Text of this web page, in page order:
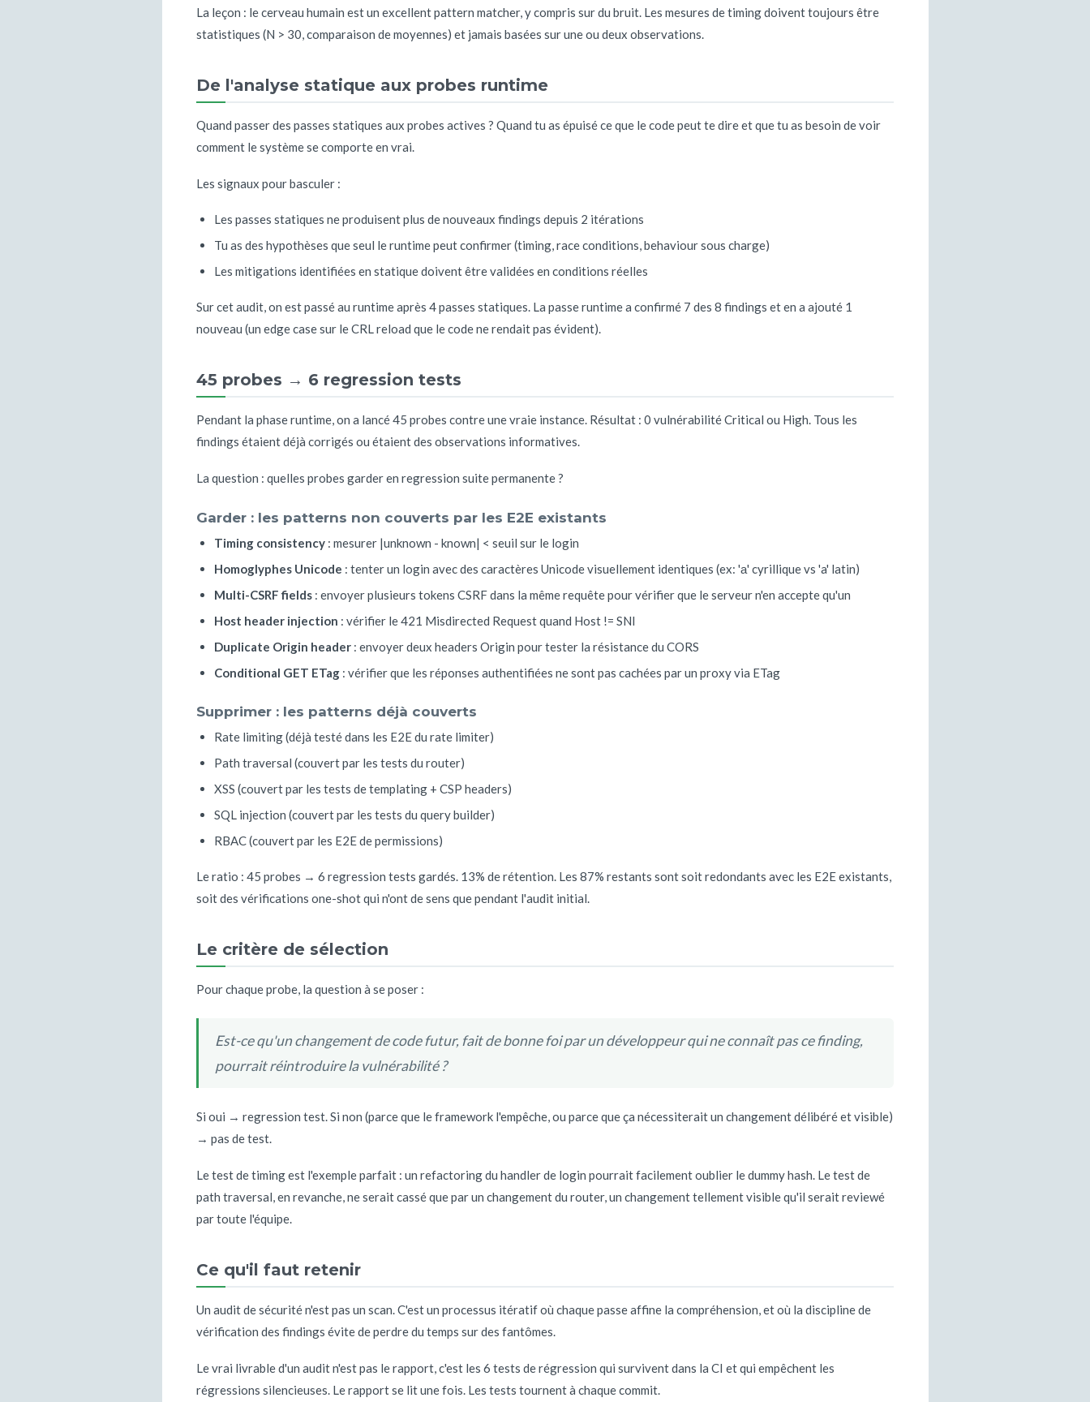
La leçon : le cerveau humain est un excellent pattern matcher, y compris sur du bruit. Les mesures de timing doivent toujours être
statistiques (N > 30, comparaison de moyennes) et jamais basées sur une ou deux observations.
De l'analyse statique aux probes runtime
Quand passer des passes statiques aux probes actives ? Quand tu as épuisé ce que le code peut te dire et que tu as besoin de voir
comment le système se comporte en vrai.
Les signaux pour basculer :
Les passes statiques ne produisent plus de nouveaux findings depuis 2 itérations
Tu as des hypothèses que seul le runtime peut confirmer (timing, race conditions, behaviour sous charge)
Les mitigations identifiées en statique doivent être validées en conditions réelles
Sur cet audit, on est passé au runtime après 4 passes statiques. La passe runtime a confirmé 7 des 8 findings et en a ajouté 1
nouveau (un edge case sur le CRL reload que le code ne rendait pas évident).
45 probes → 6 regression tests
Pendant la phase runtime, on a lancé 45 probes contre une vraie instance. Résultat : 0 vulnérabilité Critical ou High. Tous les
findings étaient déjà corrigés ou étaient des observations informatives.
La question : quelles probes garder en regression suite permanente ?
Garder : les patterns non couverts par les E2E existants
Timing consistency : mesurer |unknown - known| < seuil sur le login
Homoglyphes Unicode : tenter un login avec des caractères Unicode visuellement identiques (ex: 'а' cyrillique vs 'a' latin)
Multi-CSRF fields : envoyer plusieurs tokens CSRF dans la même requête pour vérifier que le serveur n'en accepte qu'un
Host header injection : vérifier le 421 Misdirected Request quand Host != SNI
Duplicate Origin header : envoyer deux headers Origin pour tester la résistance du CORS
Conditional GET ETag : vérifier que les réponses authentifiées ne sont pas cachées par un proxy via ETag
Supprimer : les patterns déjà couverts
Rate limiting (déjà testé dans les E2E du rate limiter)
Path traversal (couvert par les tests du router)
XSS (couvert par les tests de templating + CSP headers)
SQL injection (couvert par les tests du query builder)
RBAC (couvert par les E2E de permissions)
Le ratio : 45 probes → 6 regression tests gardés. 13% de rétention. Les 87% restants sont soit redondants avec les E2E existants,
soit des vérifications one-shot qui n'ont de sens que pendant l'audit initial.
Le critère de sélection
Pour chaque probe, la question à se poser :
Est-ce qu'un changement de code futur, fait de bonne foi par un développeur qui ne connaît pas ce finding,
pourrait réintroduire la vulnérabilité ?
Si oui → regression test. Si non (parce que le framework l'empêche, ou parce que ça nécessiterait un changement délibéré et visible)
→ pas de test.
Le test de timing est l'exemple parfait : un refactoring du handler de login pourrait facilement oublier le dummy hash. Le test de
path traversal, en revanche, ne serait cassé que par un changement du router, un changement tellement visible qu'il serait reviewé
par toute l'équipe.
Ce qu'il faut retenir
Un audit de sécurité n'est pas un scan. C'est un processus itératif où chaque passe affine la compréhension, et où la discipline de
vérification des findings évite de perdre du temps sur des fantômes.
Le vrai livrable d'un audit n'est pas le rapport, c'est les 6 tests de régression qui survivent dans la CI et qui empêchent les
régressions silencieuses. Le rapport se lit une fois. Les tests tournent à chaque commit.